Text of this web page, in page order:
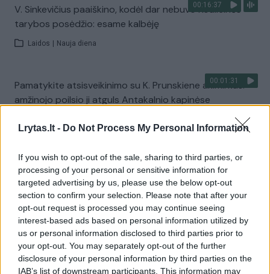
Lrytas.lt - Do Not Process My Personal Information
If you wish to opt-out of the sale, sharing to third parties, or
processing of your personal or sensitive information for
targeted advertising by us, please use the below opt-out
section to confirm your selection. Please note that after your
opt-out request is processed you may continue seeing
interest-based ads based on personal information utilized by
us or personal information disclosed to third parties prior to
your opt-out. You may separately opt-out of the further
disclosure of your personal information by third parties on the
IAB’s list of downstream participants. This information may
00:16:37
V. Sinkevičius paaiškino, kodėl dar nebuvo Koalicinės
tarybos posėdžio: esame kalbėję
Laidos Nauja diena
00:01:31
Pamatykite atsisveikinimo su K. Prunskiene akimirkas:
amžinojo poilsio ji atguls Antakalnio kapinėse
Visi įrašai
Žiūrimiausi įrašai
00:00:49
Pateikė daugiau detalių apie iš tėvų paimtus šešis